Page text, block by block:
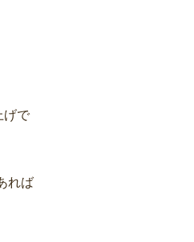
げで
れば